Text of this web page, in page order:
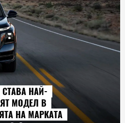
СТАВА НАЙ-
МОДЕЛ В
НА МАРКАТА